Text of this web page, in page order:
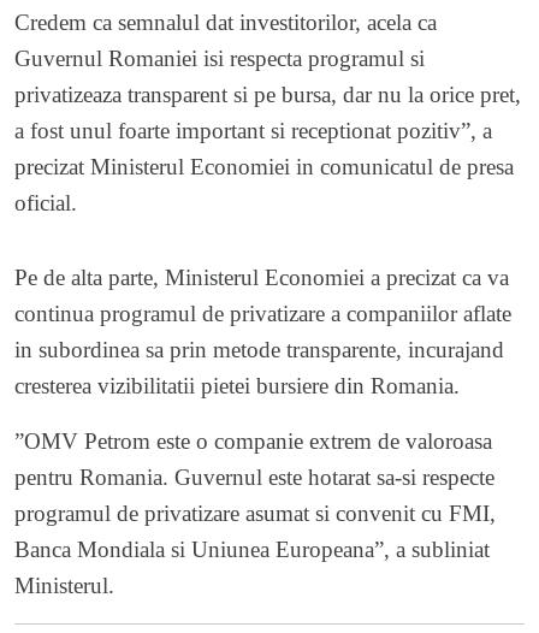
Credem ca semnalul dat investitorilor, acela ca
Guvernul Romaniei isi respecta programul si
privatizeaza transparent si pe bursa, dar nu la orice pret,
a fost unul foarte important si receptionat pozitiv”, a
precizat Ministerul Economiei in comunicatul de presa
oficial.
Pe de alta parte, Ministerul Economiei a precizat ca va
continua programul de privatizare a companiilor aflate
in subordinea sa prin metode transparente, incurajand
cresterea vizibilitatii pietei bursiere din Romania.
”OMV Petrom este o companie extrem de valoroasa
pentru Romania. Guvernul este hotarat sa-si respecte
programul de privatizare asumat si convenit cu FMI,
Banca Mondiala si Uniunea Europeana”, a subliniat
Ministerul.